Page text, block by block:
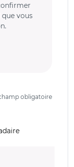
vous
obligatoire